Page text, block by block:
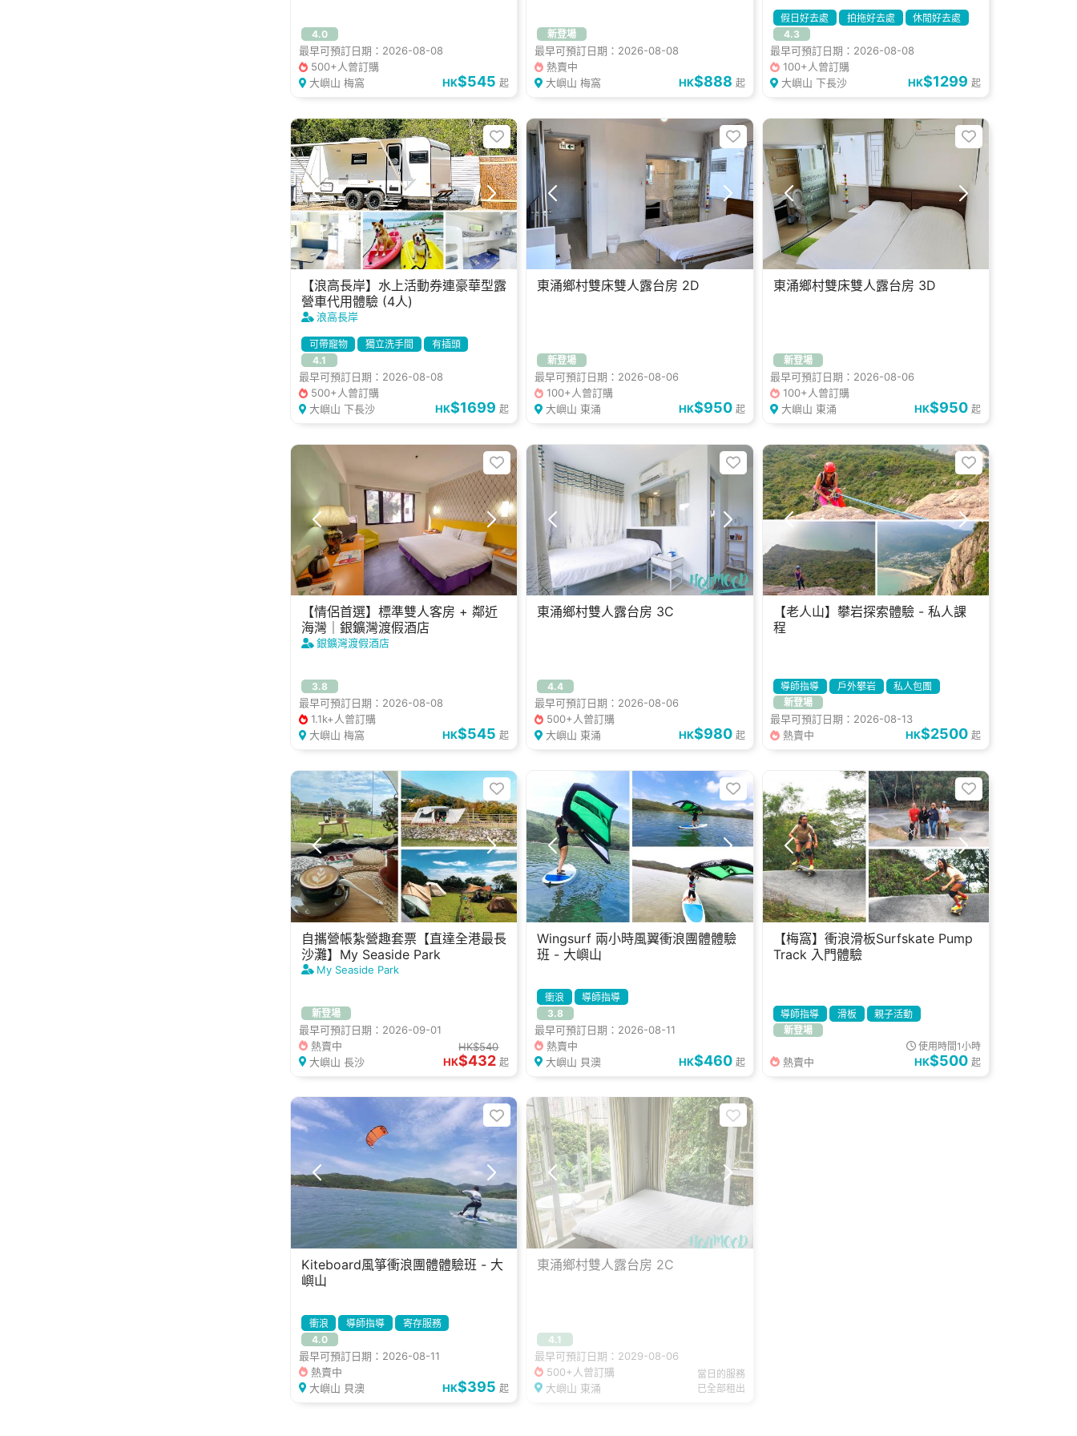
4.0
最早可預訂日期：2026-08-08
500+人曾訂購
大嶼山 梅窩
HK$545 起
新登場
最早可預訂日期：2026-08-08
熱賣中
大嶼山 梅窩
HK$888 起
假日好去處 拍拖好去處
休閒好去處
小朋友好去處
有插頭
獨立冰箱 燒烤爐
4.3
最早可預訂日期：2026-08-08
100+人曾訂購
大嶼山 下長沙
HK$1299 起
【浪高長岸】水上活動券連豪華型露
營車代用體驗 (4人)
浪高長岸
可帶寵物 獨立洗手間
有插頭
獨立冰箱
假日好去處
拍拖好去處
休閒好去處
小朋友好去處
4.1
最早可預訂日期：2026-08-08
500+人曾訂購
大嶼山 下長沙
HK$1699 起
東涌鄉村雙床雙人露台房 2D
新登場
最早可預訂日期：2026-08-06
100+人曾訂購
大嶼山 東涌
HK$950 起
東涌鄉村雙床雙人露台房 3D
新登場
最早可預訂日期：2026-08-06
100+人曾訂購
大嶼山 東涌
HK$950 起
【情侶首選】標準雙人客房 + 鄰近
海灣｜銀鑛灣渡假酒店
銀鑛灣渡假酒店
3.8
最早可預訂日期：2026-08-08
1.1k+人曾訂購
大嶼山 梅窩
HK$545 起
東涌鄉村雙人露台房 3C
4.4
最早可預訂日期：2026-08-06
500+人曾訂購
大嶼山 東涌
HK$980 起
【老人山】攀岩探索體驗 - 私人課
程
導師指導 戶外攀岩
私人包團
新登場
最早可預訂日期：2026-08-13
熱賣中
HK$2500 起
自攜營帳紮營趣套票【直達全港最長
沙灘】My Seaside Park
My Seaside Park
新登場
最早可預訂日期：2026-09-01
熱賣中
大嶼山 長沙
HK$540
HK$432 起
Wingsurf 兩小時風翼衝浪團體體驗
班 - 大嶼山
衝浪
導師指導
3.8
最早可預訂日期：2026-08-11
熱賣中
大嶼山 貝澳
HK$460 起
【梅窩】衝浪滑板Surfskate Pump
Track 入門體驗
導師指導 滑板
親子活動
新登場
熱賣中
使用時間1小時
HK$500 起
Kiteboard風箏衝浪團體體驗班 - 大
嶼山
衝浪 導師指導
寄存服務
4.0
最早可預訂日期：2026-08-11
熱賣中
大嶼山 貝澳
HK$395 起
東涌鄉村雙人露台房 2C
4.1
最早可預訂日期：2029-08-06
500+人曾訂購
大嶼山 東涌
當日的服務
已全部租出